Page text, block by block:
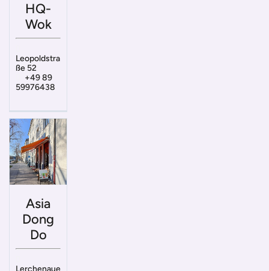
HQ-
Wok
Leopoldstra
ße 52
+49 89
59976438
Asia
Dong
Do
Lerchenaue